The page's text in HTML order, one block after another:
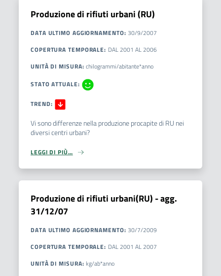
Produzione di rifiuti urbani (RU)
DATA ULTIMO AGGIORNAMENTO: 30/9/2007
COPERTURA TEMPORALE: DAL 2001 AL 2006
UNITÀ DI MISURA: chilogrammi/abitante*anno
STATO ATTUALE:
TREND:
Vi sono differenze nella produzione procapite di RU nei
diversi centri urbani?
LEGGI DI PIÙ…
Produzione di rifiuti urbani(RU) - agg.
31/12/07
DATA ULTIMO AGGIORNAMENTO: 30/7/2009
COPERTURA TEMPORALE: DAL 2001 AL 2007
UNITÀ DI MISURA: kg/ab*anno